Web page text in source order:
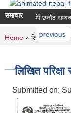
समाचार
प्रशिक्षार्थि छनौट
‹ previous
You are
Home » लिखित परिक्षा
लिखित
Submitted on: